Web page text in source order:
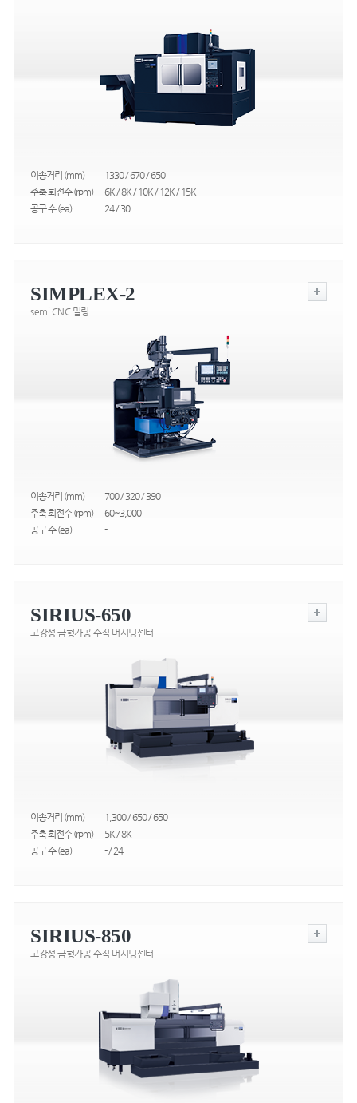
이송거리 (mm)
1330 / 670 / 650
주축 회전수 (rpm)
6K / 8K / 10K / 12K / 15K
공구 수 (ea)
24 / 30
SIMPLEX-2
semi CNC 밀링
이송거리 (mm)
700 / 320 / 390
주축 회전수 (rpm)
60~3,000
공구 수 (ea)
-
SIRIUS-650
고강성 금형가공 수직 머시닝센터
이송거리 (mm)
1,300 / 650 / 650
주축 회전수 (rpm)
5K / 8K
공구 수 (ea)
- / 24
SIRIUS-850
고강성 금형가공 수직 머시닝센터